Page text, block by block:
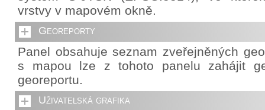
vrstvy v mapovém okně.
Georeporty
Panel obsahuje seznam zveřejněných
s mapou lze z tohoto panelu zahájit
georeportu.
Uživatelská grafika